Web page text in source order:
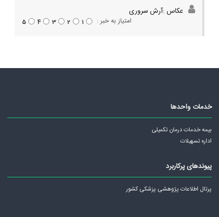
عکاس :آرش سروری
امتیاز به خبر : 1
2
3
4
5
خدمات واحدها
بیمه خدمات درمان تکمیلی
اداره تسهیلات
پیوندهای پرکاربرد
پرتال اطلاعات پژوهشی پزشکی کشور